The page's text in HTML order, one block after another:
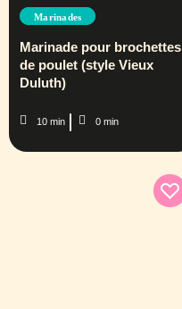
Marinades
Marinade pour brochettes
de poulet (style Vieux
Duluth)
10 min 0 min